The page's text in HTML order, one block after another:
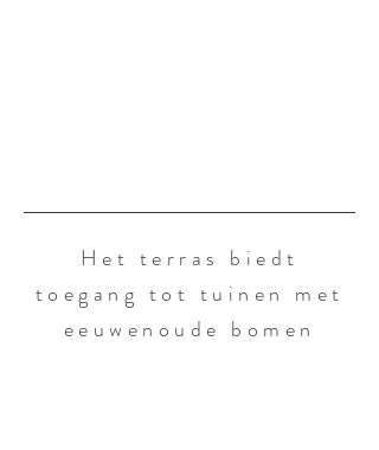
Het terras biedt
toegang tot tuinen met
eeuwenoude bomen